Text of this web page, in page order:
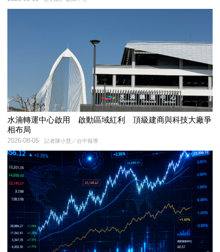
水湳轉運中心啟用 啟動區域紅利 頂級建商與科技大廠爭
相布局
記者陳小慧／台中報導
2026-08-05